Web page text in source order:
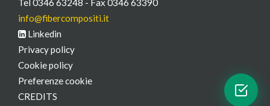
Tel 0346 63248 - Fax 0346 63390
info@fibercompositi.it
Linkedin
Privacy policy
Cookie policy
Preferenze cookie
CREDITS